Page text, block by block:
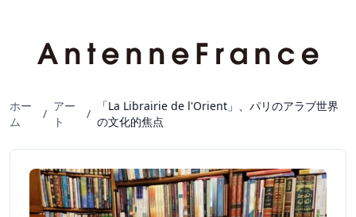
ホー
ム
/
アー
ト
/
「La Librairie de l'Orient」、パリのアラブ世界
の文化的焦点